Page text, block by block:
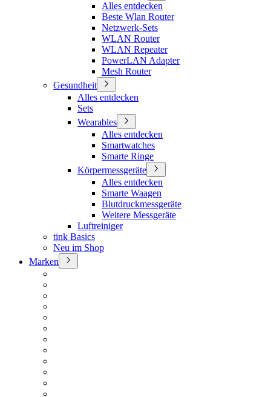
Alles entdecken
Beste Wlan Router
Netzwerk-Sets
WLAN Router
WLAN Repeater
PowerLAN Adapter
Mesh Router
Gesundheit
Alles entdecken
Sets
Wearables
Alles entdecken
Smartwatches
Smarte Ringe
Körpermessgeräte
Alles entdecken
Smarte Waagen
Blutdruckmessgeräte
Weitere Messgeräte
Luftreiniger
tink Basics
Neu im Shop
Marken